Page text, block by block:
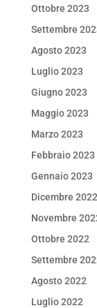
Ottobre 2023
Settembre
Agosto 2023
Luglio 2023
Giugno 2023
Maggio 2023
Marzo 2023
Febbraio 2023
Gennaio 2023
Dicembre 2022
Novembre
Ottobre 2022
Settembre
Agosto 2022
Luglio 2022